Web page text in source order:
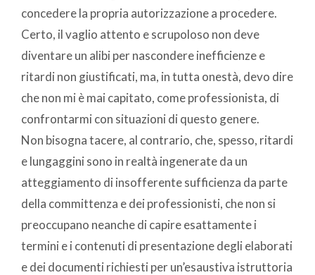
concedere la propria autorizzazione a procedere.
Certo, il vaglio attento e scrupoloso non deve
diventare un alibi per nascondere inefficienze e
ritardi non giustificati, ma, in tutta onestà, devo dire
che non mi è mai capitato, come professionista, di
confrontarmi con situazioni di questo genere.
Non bisogna tacere, al contrario, che, spesso, ritardi
e lungaggini sono in realtà ingenerate da un
atteggiamento di insofferente sufficienza da parte
della committenza e dei professionisti, che non si
preoccupano neanche di capire esattamente i
termini e i contenuti di presentazione degli elaborati
e dei documenti richiesti per un’esaustiva istruttoria